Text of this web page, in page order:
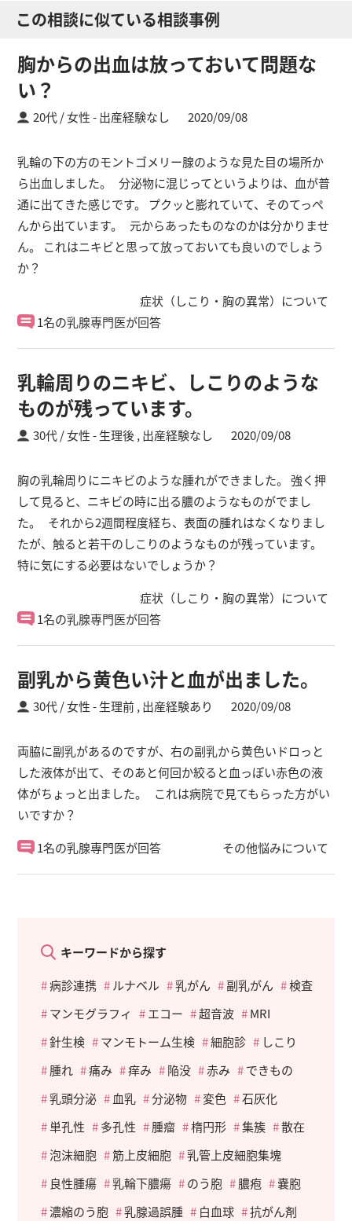
この相談に似ている相談事例
胸からの出血は放っておいて問題な
い？
20代 / 女性 出産経験なし 2020/09/08
乳輪の下の方のモントゴメリー腺のような見た目の場所か
ら出血しました。 分泌物に混じってというよりは、血が普
通に出てきた感じです。 プクッと膨れていて、そのてっぺ
んから出ています。 元からあったものなのかは分かりませ
ん。 これはニキビと思って放っておいても良いのでしょう
か？
症状（しこり・胸の異常）について
1名の乳腺専門医が回答
乳輪周りのニキビ、しこりのような
ものが残っています。
30代 / 女性 生理後 , 出産経験なし 2020/09/08
胸の乳輪周りにニキビのような腫れができました。 強く押
して見ると、ニキビの時に出る膿のようなものがでまし
た。 それから2週間程度経ち、表面の腫れはなくなりまし
たが、触ると若干のしこりのようなものが残っています。
特に気にする必要はないでしょうか？
症状（しこり・胸の異常）について
1名の乳腺専門医が回答
副乳から黄色い汁と血が出ました。
30代 / 女性 生理前 , 出産経験あり 2020/09/08
両脇に副乳があるのですが、右の副乳から黄色いドロっと
した液体が出て、そのあと何回か絞ると血っぽい赤色の液
体がちょっと出ました。 これは病院で見てもらった方がい
いですか？
その他悩みについて
1名の乳腺専門医が回答
キーワードから探す
病診連携
ルナベル 乳がん 副乳がん
検査
マンモグラフィ
エコー 超音波
MRI
針生検
マンモトーム生検 細胞診
しこり
腫れ
痛み 痒み 陥没 赤み
できもの
乳頭分泌
血乳 分泌物 変色
石灰化
単孔性
多孔性 腫瘤 楕円形 集簇
散在
泡沫細胞
筋上皮細胞
乳管上皮細胞集塊
良性腫瘍
乳輪下膿瘍 のう胞 膿疱
嚢胞
濃縮のう胞
乳腺過誤腫 白血球
抗がん剤